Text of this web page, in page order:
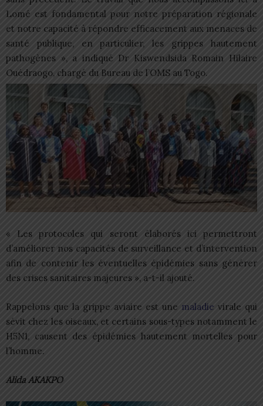
Lomé est fondamental pour notre préparation régionale
et notre capacité à répondre efficacement aux menaces de
santé publique, en particulier, les grippes hautement
pathogènes », a indiqué Dr Kiswendsida Romain Hilaire
Ouédraogo, chargé du Bureau de l’OMS au Togo.
« Les protocoles qui seront élaborés ici permettront
d’améliorer nos capacités de surveillance et d’intervention
afin de contenir les éventuelles épidémies sans générer
des crises sanitaires majeures », a-t-il ajouté.
Rappelons que la grippe aviaire est une maladie virale qui
sévit chez les oiseaux, et certains sous-types notamment le
H5N1, causent des épidémies hautement mortelles pour
l’homme.
Alida AKAKPO